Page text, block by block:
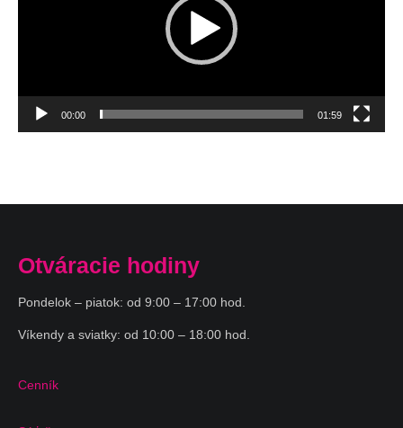
00:00 01:59
Otváracie hodiny
Pondelok – piatok: od 9:00 – 17:00 hod.
Víkendy a sviatky: od 10:00 – 18:00 hod.
Cenník